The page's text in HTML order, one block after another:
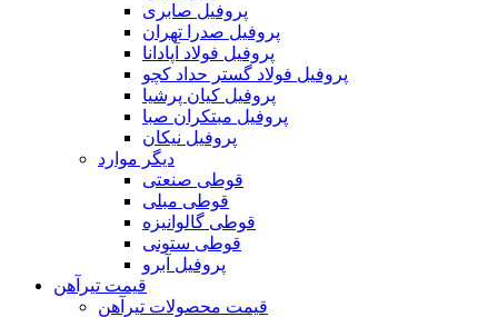
پروفیل صابری
پروفیل صدرا تهران
پروفیل فولاد آپادانا
پروفیل فولاد گستر حداد کچو
پروفیل کیان پرشیا
پروفیل مبتکران صبا
پروفیل نیکان
دیگر موارد
قوطی صنعتی
قوطی مبلی
قوطی گالوانیزه
قوطی ستونی
پروفیل آبرو
قیمت تیرآهن
قیمت محصولات تیرآهن